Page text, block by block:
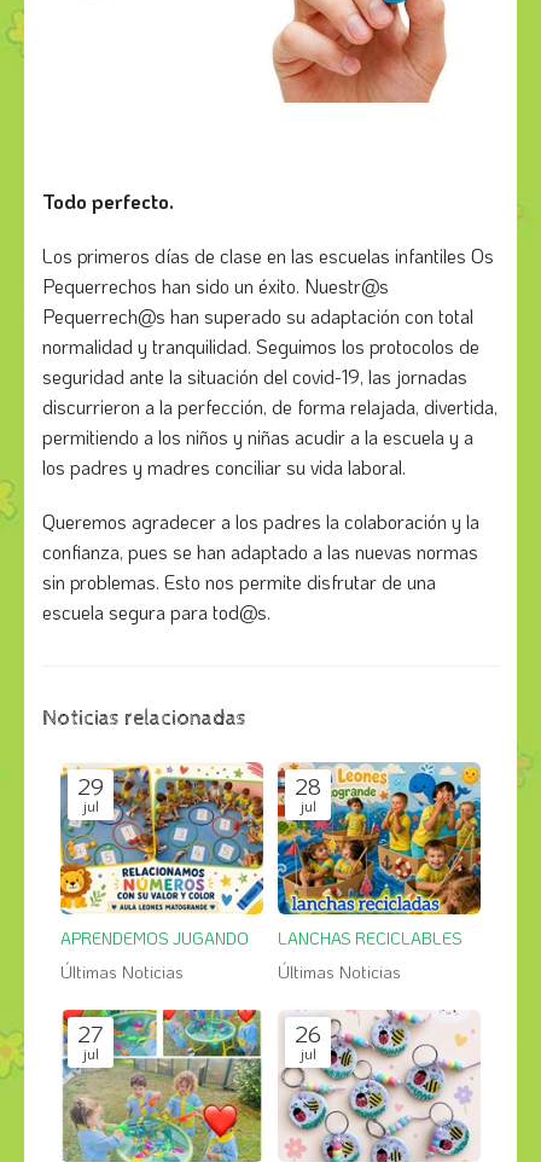
Todo perfecto.
Los primeros días de clase en las escuelas infantiles Os
Pequerrechos han sido un éxito. Nuestr@s
Pequerrech@s han superado su adaptación con total
normalidad y tranquilidad. Seguimos los protocolos de
seguridad ante la situación del covid-19, las jornadas
discurrieron a la perfección, de forma relajada, divertida,
permitiendo a los niños y niñas acudir a la escuela y a
los padres y madres conciliar su vida laboral.
Queremos agradecer a los padres la colaboración y la
confianza, pues se han adaptado a las nuevas normas
sin problemas. Esto nos permite disfrutar de una
escuela segura para tod@s.
Noticias relacionadas
29
jul
APRENDEMOS JUGANDO
Últimas Noticias
28
jul
LANCHAS RECICLABLES
Últimas Noticias
27
jul
26
jul